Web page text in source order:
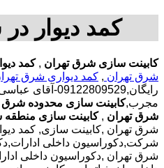
کمد دیوار
کابینت سازی شرق تهران ,کمد
شرق تهران , کمد دیواری شرق
مجرب,کابینت سازی محدوده شرق
شرق تهران , کابینت سازی منطقه
شرق تهران ,کابینت سازی, کمد
شرکت,دکوراسیون داخلی
شرق تهران ,دکوراسیون داخلی